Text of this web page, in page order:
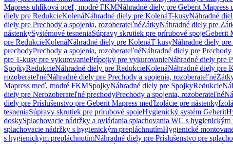
Mapress uhlíková oceľ, modré FKMNáhradné diely pre Geberit
diely pre RedukcieKolenáNáhradné diely pre KolenáT-kusyNáhradné
diely pre Prechody a spojenia, rozoberateľnéZátkyNáhradné diely pre
nástenkySystémové tesneniaSúpravy skrutiek pre prírubové spojeGeberit
pre RedukcieKolenáNáhradné diely pre KolenáT-kusyNáhradné diely
prechodyPrechody a spojenia, rozoberateľnéNáhradné diely pre
pre T-kusy pre vykurovaniePrípojky pre vykurovanieNáhradné diely pre
SpojkyRedukcieNáhradné diely pre RedukcieKolenáNáhradné diely pre
rozoberateľnéNáhradné diely pre Prechody a spojenia, rozoberateľné
Mapress meď, modré FKMSpojkyNáhradné diely pre SpojkyRedukcie
diely pre Nerozoberateľné prechodyPrechody a spojenia, rozoberateľné
diely pre Príslušenstvo pre Geberit Mapress meďIzolácie pre nástenky
tesneniaSúpravy skrutiek pre prírubové spojeHygienický systém Geberit
doskySplachovacie nádržky a ovládania splachovania WC s hygienickým
splachovacie nádržky s hygienickým prepláchnutímHygienické
s hygienickým prepláchnutímNáhradné diely pre Príslušenstvo pre